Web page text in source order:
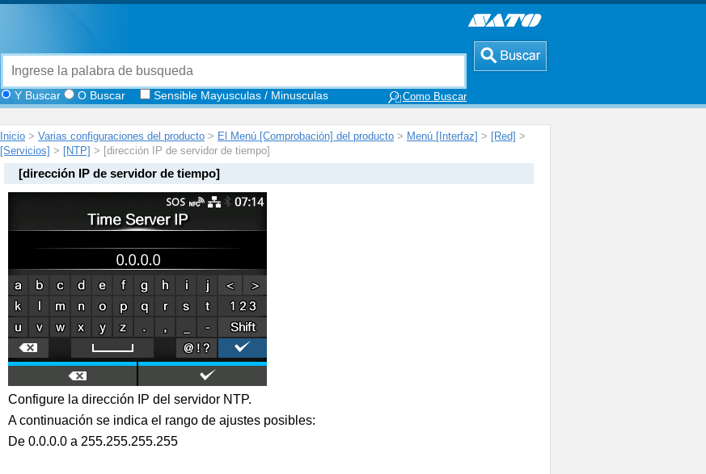
Y Buscar O Buscar Sensible Mayusculas / Minusculas Como Buscar
Inicio > Varias configuraciones del producto > El Menú [Comprobación] del producto > Menú [Interfaz] > [Red] >
[Servicios] > [NTP] > [dirección IP de servidor de tiempo]
[dirección IP de servidor de tiempo]
Configure la dirección IP del servidor NTP.
A continuación se indica el rango de ajustes posibles:
De 0.0.0.0 a 255.255.255.255